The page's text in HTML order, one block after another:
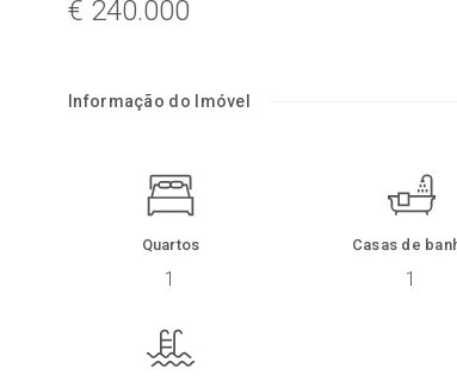
€ 240.000
Informação do Imóvel
Quartos
1
Casas de
1